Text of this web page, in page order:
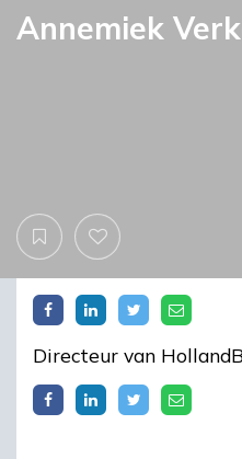
Annemiek
Directeur van